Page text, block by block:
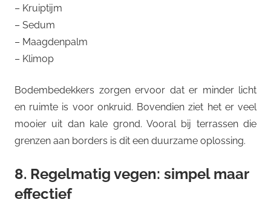
– Kruiptijm
– Sedum
– Maagdenpalm
– Klimop
Bodembedekkers zorgen ervoor dat er minder licht
en ruimte is voor onkruid. Bovendien ziet het er veel
mooier uit dan kale grond. Vooral bij terrassen die
grenzen aan borders is dit een duurzame oplossing.
8. Regelmatig vegen: simpel maar
effectief